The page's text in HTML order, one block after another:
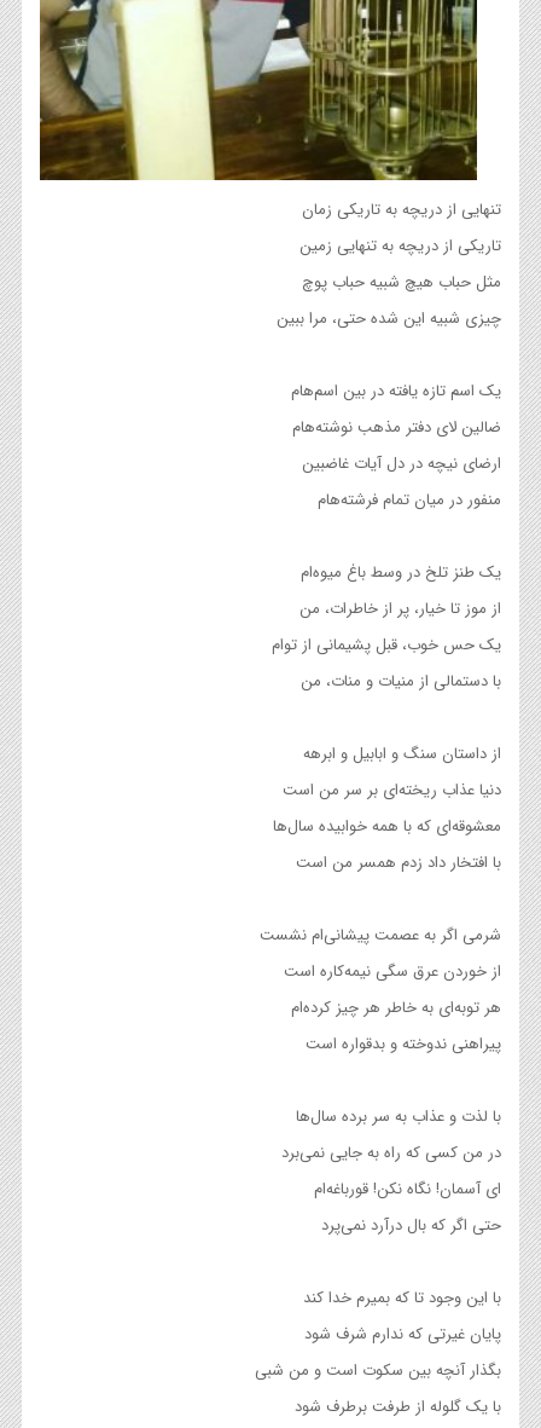
تنهایی از دریچه به تاریکی زمان
تاریکی از دریچه به تنهایی زمین
مثل حباب هیچ شبیه حباب پوچ
چیزی شبیه این شده حتی، مرا ببین
یک اسم تازه یافته در بین اسم‌هام
ضالین لای دفتر مذهب نوشته‌هام
ارضای نیچه در دل آیات غاضبین
منفور در میان تمام فرشته‌هام
یک طنز تلخ در وسط باغ میوه‌ام
از موز تا خیار، پر از خاطرات، من
یک حس خوب، قبل پشیمانی از توام
با دستمالی از منیات و منات، من
از داستان سنگ و ابابیل و ابرهه
دنیا عذاب ریخته‌ای بر سر من است
معشوقه‌ای که با همه خوابیده سال‌ها
با افتخار داد زدم همسر من است
شرمی اگر به عصمت پیشانی‌ام نشست
از خوردن عرق سگی نیمه‌کاره است
هر توبه‌ای به خاطر هر چیز کرده‌ام
پیراهنی ندوخته و بدقواره است
با لذت و عذاب به سر برده سال‌ها
در من کسی که راه به جایی نمی‌برد
ای آسمان! نگاه نکن! قورباغه‌ام
حتی اگر که بال درآرد نمی‌پرد
با این وجود تا که بمیرم خدا کند
پایان غیرتی که ندارم شرف شود
بگذار آنچه بین سکوت است و من شبی
با یک گلوله از طرفت برطرف شود